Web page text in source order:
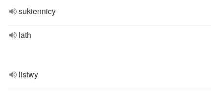
sukiennicy
lath
listwy